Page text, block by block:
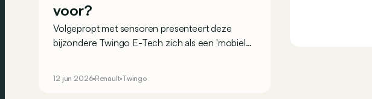
voor?
Volgepropt met sensoren presenteert deze
bijzondere Twingo E-Tech zich als een 'mobiele
12 jun 2026 Renault Twingo